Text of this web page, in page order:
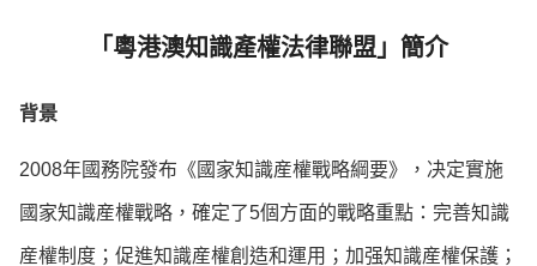
「粵港澳知識產權法律聯盟」簡介
背景
2008年國務院發布《國家知識産權戰略綱要》，决定實施
國家知識産權戰略，確定了5個方面的戰略重點：完善知識
産權制度；促進知識産權創造和運用；加强知識産權保護；